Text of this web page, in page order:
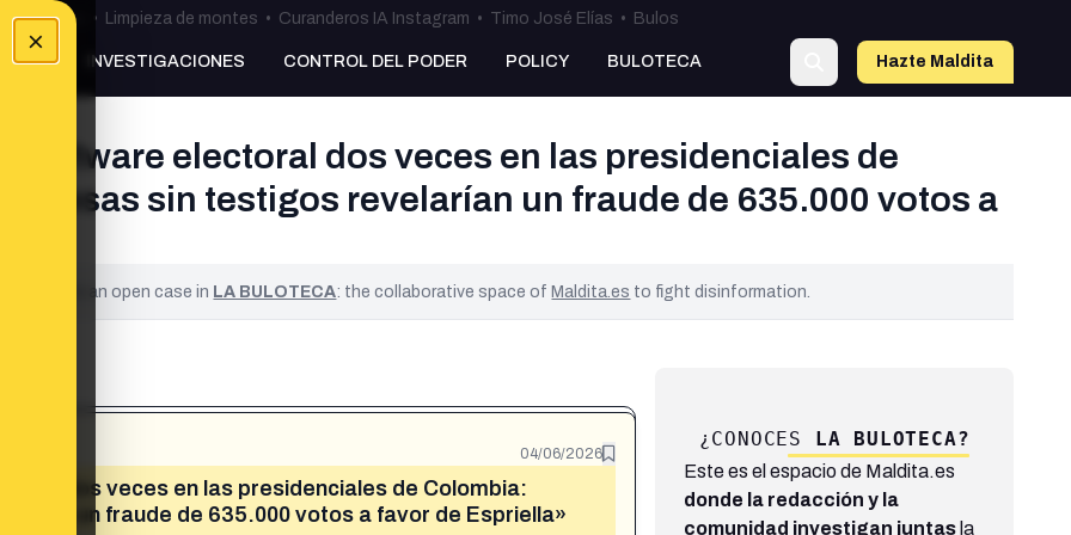
×
Ceuta • Limpieza de montes • Curanderos IA Instagram • Timo José Elías • Bulos
INVESTIGACIONES CONTROL DEL PODER POLICY BULOTECA Hazte Maldita
software electoral dos veces en las presidenciales de
mesas sin testigos revelarían un fraude de 635.000 votos a
It is an open case in LA BULOTECA: the collaborative space ofMaldita.es to fight disinformation.
04/06/2026
dos veces en las presidenciales de Colombia:
un fraude de 635.000 votos a favor de Espriella»
¿CONOCES LA BULOTECA?
Este es el espacio de Maldita.es
donde la redacción y la
comunidad investigan juntasla